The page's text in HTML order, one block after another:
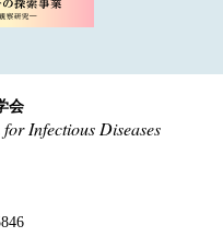
会
Infectious Diseases